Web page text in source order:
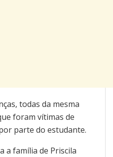
todas da mesma
foram vítimas de
parte do estudante.
a família de Priscila